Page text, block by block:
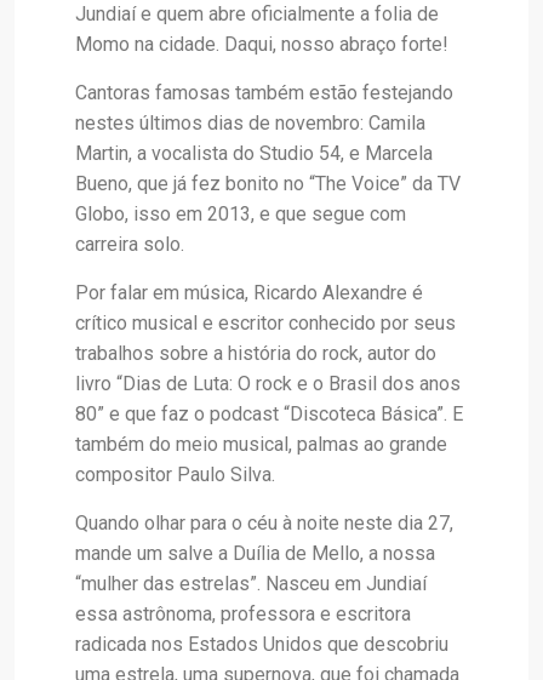
Jundiaí e quem abre oficialmente a folia de
Momo na cidade. Daqui, nosso abraço forte!
Cantoras famosas também estão festejando
nestes últimos dias de novembro: Camila
Martin, a vocalista do Studio 54, e Marcela
Bueno, que já fez bonito no “The Voice” da TV
Globo, isso em 2013, e que segue com
carreira solo.
Por falar em música, Ricardo Alexandre é
crítico musical e escritor conhecido por seus
trabalhos sobre a história do rock, autor do
livro “Dias de Luta: O rock e o Brasil dos anos
80” e que faz o podcast “Discoteca Básica”. E
também do meio musical, palmas ao grande
compositor Paulo Silva.
Quando olhar para o céu à noite neste dia 27,
mande um salve a Duília de Mello, a nossa
“mulher das estrelas”. Nasceu em Jundiaí
essa astrônoma, professora e escritora
radicada nos Estados Unidos que descobriu
uma estrela, uma supernova, que foi chamada